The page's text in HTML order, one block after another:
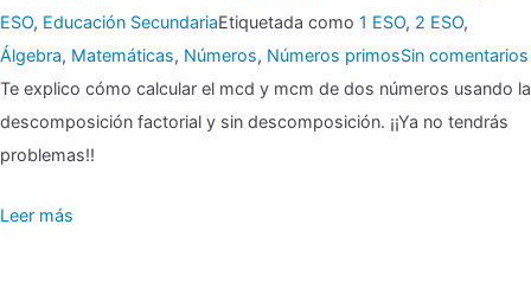
ESO, Educación SecundariaEtiquetada como 1 ESO, 2 ESO,
Álgebra, Matemáticas, Números, Números primosSin comentarios
Te explico cómo calcular el mcd y mcm de dos números usando la
descomposición factorial y sin descomposición. ¡¡Ya no tendrás
problemas!!
Leer más